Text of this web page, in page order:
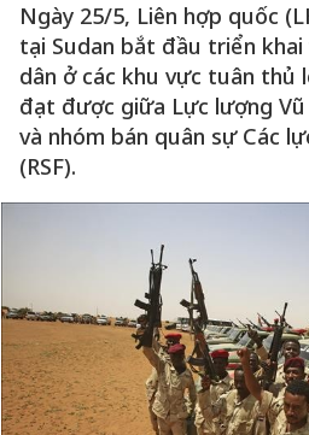
Ngày 25/5, Liên hợp quốc
tại Sudan bắt đầu triển
dân ở các khu vực tuân thủ
đạt được giữa Lực lượng Vũ
và nhóm bán quân sự Các
(RSF).